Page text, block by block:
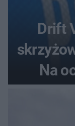
Drift
Na